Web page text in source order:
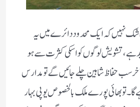
نہیں کہ ایک محدود دائرے میں یہ
ہے، تشویش لوگوں کو اسکی کثرت سے ہو
سب حفاظ شاہین چلے جائیں گے تو مدارس
تو بھائی پورے ملک بالخصوص یوپی بہار